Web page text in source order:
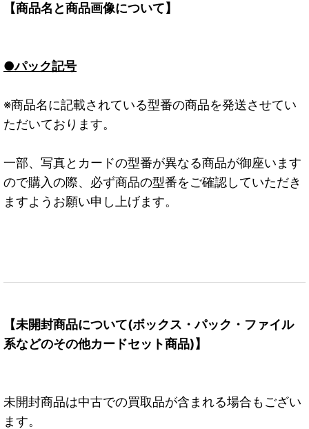
【商品名と商品画像について】
●パック記号
※商品名に記載されている型番の商品を発送させてい
ただいております。
一部、写真とカードの型番が異なる商品が御座います
ので購入の際、必ず商品の型番をご確認していただき
ますようお願い申し上げます。
【未開封商品について(ボックス・パック・ファイル
系などのその他カードセット商品)】
未開封商品は中古での買取品が含まれる場合もござい
ます。